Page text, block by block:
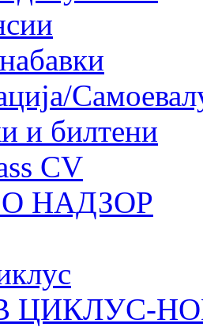
и билтени
CV
НАДЗОР
ЦИКЛУС-